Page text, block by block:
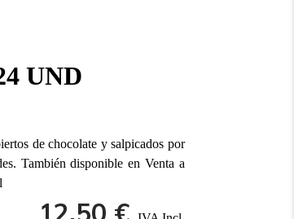
UND
de chocolate y salpicados por
También disponible en Venta a